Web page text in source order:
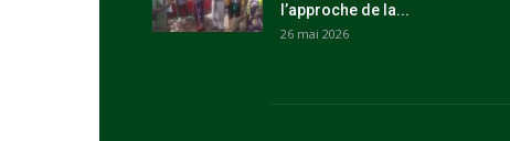
l’approche de la...
26 mai 2026